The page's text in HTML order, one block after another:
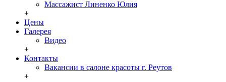
Массажист Линенко Юлия
+
Цены
Галерея
Видео
+
Контакты
Вакансии в салоне красоты г. Реутов
+